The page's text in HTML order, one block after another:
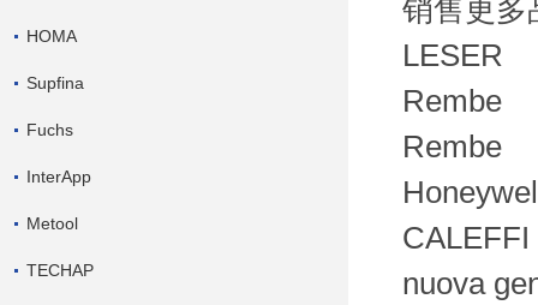
HOMA
Supfina
Fuchs
InterApp
Metool
TECHAP
销售更多
LESER
Rembe
Rembe
CALEFFI
nuova